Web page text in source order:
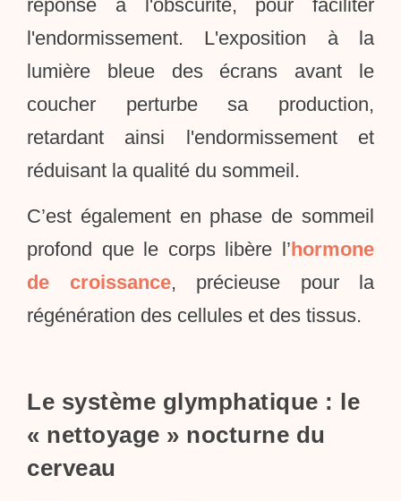
réponse à l'obscurité, pour faciliter
l'endormissement. L'exposition à la
lumière bleue des écrans avant le
coucher perturbe sa production,
retardant ainsi l'endormissement et
réduisant la qualité du sommeil.
C’est également en phase de sommeil
profond que le corps libère l’ hormone
de croissance, précieuse pour la
régénération des cellules et des tissus.
Le système glymphatique : le
« nettoyage » nocturne du
cerveau